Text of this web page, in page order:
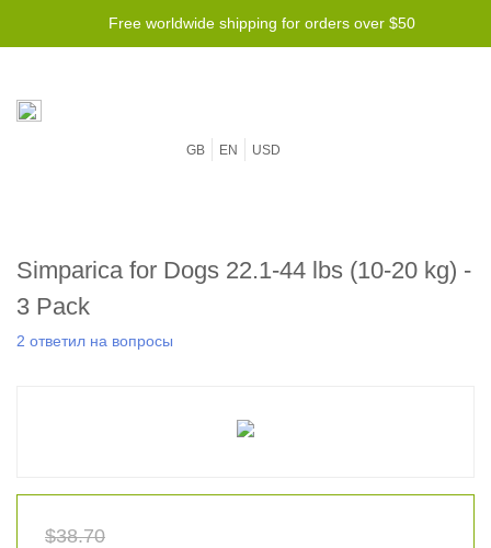
Free worldwide shipping for orders over $50
GB EN USD
Simparica for Dogs 22.1-44 lbs (10-20 kg) -
3 Pack
2 ответил на вопросы
$38.70